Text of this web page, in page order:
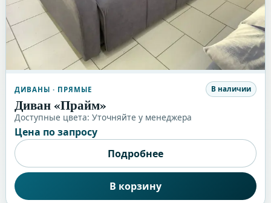
ДИВАНЫ · ПРЯМЫЕ В наличии
Диван «Прайм»
Доступные цвета: Уточняйте у менеджера
Цена по запросу
Подробнее
В корзину